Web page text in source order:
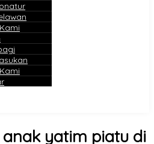
yatim piatu di